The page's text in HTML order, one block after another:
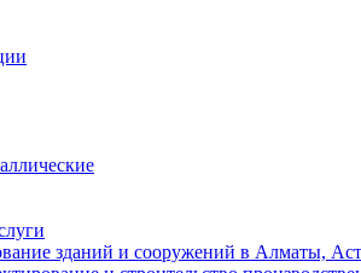
зданий и сооружений в Алматы,